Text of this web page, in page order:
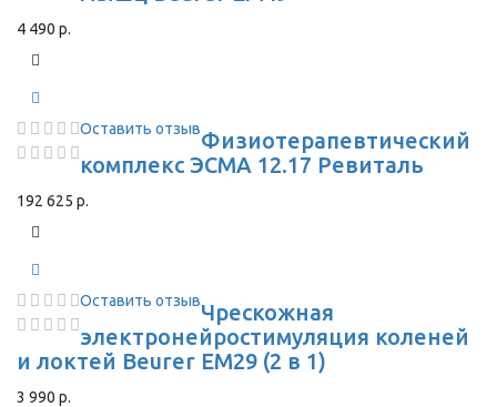
4 490 р.
Оставить отзывФизиотерапевтический
комплекс ЭСМА 12.17 Ревиталь
192 625 р.
Оставить отзывЧрескожная
электронейростимуляция коленей
и локтей Beurer EM29 (2 в 1)
3 990 р.